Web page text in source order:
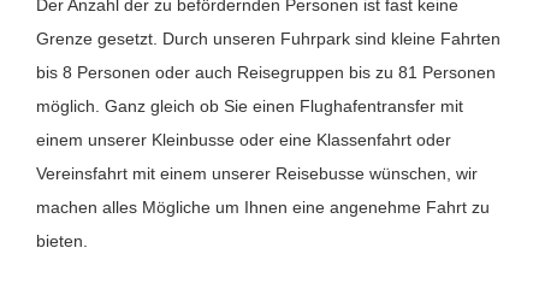
Der Anzahl der zu befördernden Personen ist fast keine
Grenze gesetzt. Durch unseren Fuhrpark sind kleine Fahrten
bis 8 Personen oder auch Reisegruppen bis zu 81 Personen
möglich. Ganz gleich ob Sie einen Flughafentransfer mit
einem unserer Kleinbusse oder eine Klassenfahrt oder
Vereinsfahrt mit einem unserer Reisebusse wünschen, wir
machen alles Mögliche um Ihnen eine angenehme Fahrt zu
bieten.